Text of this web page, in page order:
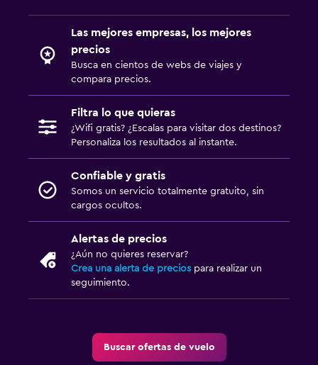
Las mejores empresas, los mejores
precios
Busca en cientos de webs de viajes y
compara precios.
Filtra lo que quieras
¿Wifi gratis? ¿Escalas para visitar dos destinos?
Personaliza los resultados al instante.
Confiable y gratis
Somos un servicio totalmente gratuito, sin
cargos ocultos.
Alertas de precios
¿Aún no quieres reservar?
Crea una alerta de precios para realizar un
seguimiento.
Buscar ofertas de vuelo